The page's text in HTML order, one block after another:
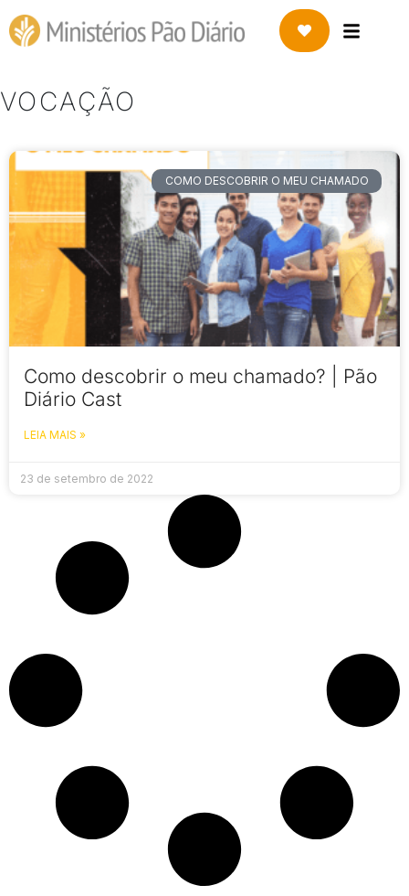
VOCAÇÃO
COMO DESCOBRIR O MEU CHAMADO
Como descobrir o meu chamado? | Pão
Diário Cast
LEIA MAIS »
23 de setembro de 2022